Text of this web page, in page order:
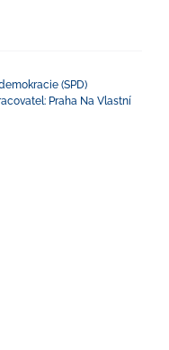
(SPD)
Praha Na Vlastní